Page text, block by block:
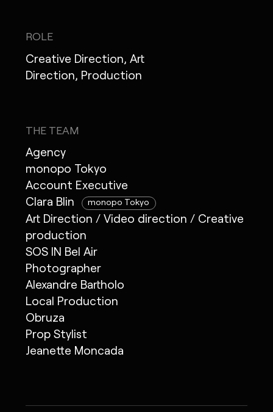
ROLE
Creative Direction, Art
Direction, Production
THE TEAM
Agency
monopo Tokyo
Account Executive
Clara Blin
monopo Tokyo
Art Direction / Video direction / Creative
production
SOS IN Bel Air
Photographer
Alexandre Bartholo
Local Production
Obruza
Prop Stylist
Jeanette Moncada